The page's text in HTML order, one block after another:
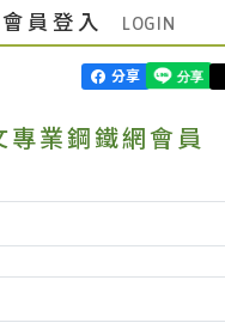
員登入
分享
業鋼鐵網會員